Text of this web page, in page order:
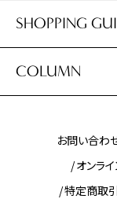
SHOPPING
COLUMN
お問い合わ
オンラ
特定商取